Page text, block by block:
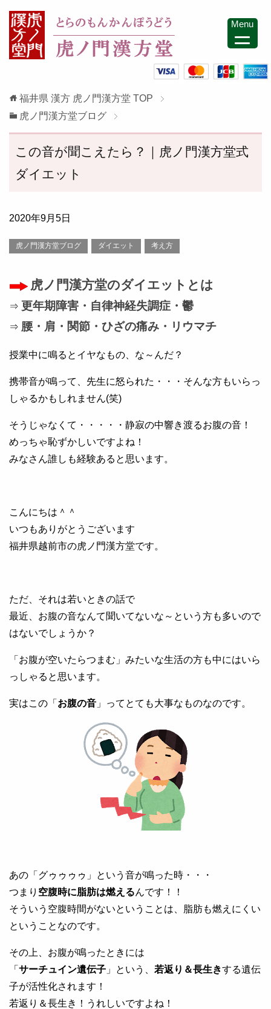
福井県 漢方 虎ノ門漢方堂 TOP
虎ノ門漢方堂ブログ
この音が聞こえたら？｜虎ノ門漢方堂式
ダイエット
2020年9月5日
虎ノ門漢方堂ブログ ダイエット 考え方
虎ノ門漢方堂のダイエットとは
⇒ 更年期障害・自律神経失調症・鬱
⇒ 腰・肩・関節・ひざの痛み・リウマチ
授業中に鳴るとイヤなもの、な～んだ？
携帯音が鳴って、先生に怒られた・・・そんな方もいらっ
しゃるかもしれません(笑)
そうじゃなくて・・・・・静寂の中響き渡るお腹の音！
めっちゃ恥ずかしいですよね！
みなさん誰しも経験あると思います。
こんにちは＾＾
いつもありがとうございます
福井県越前市の虎ノ門漢方堂です。
ただ、それは若いときの話で
最近、お腹の音なんて聞いてないな～という方も多いので
はないでしょうか？
「お腹が空いたらつまむ」みたいな生活の方も中にはいら
っしゃると思います。
実はこの「 お腹の音 」ってとても大事なものなのです。
あの「グゥゥゥゥ」という音が鳴った時・・・
つまり 空腹時に脂肪は燃えるんです！！
そういう空腹時間がないということは、脂肪も燃えにくい
ということなのです。
その上、お腹が鳴ったときには
「 サーチュイン遺伝子 」という、 若返り＆長生きする遺伝
子が活性化されます！
若返り＆長生き！うれしいですよね！
Menu